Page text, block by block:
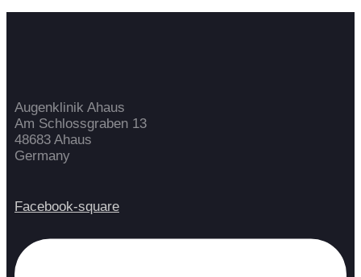
Augenklinik Ahaus
Am Schlossgraben 13
48683 Ahaus
Germany
Facebook-square